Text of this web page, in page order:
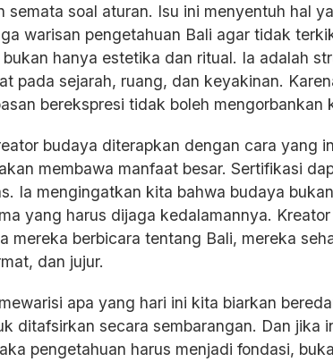
soal aturan. Isu ini menyentuh hal
warisan pengetahuan Bali agar tidak
hanya estetika dan ritual. Ia adalah
pada sejarah, ruang, dan keyakinan.
berekspresi tidak boleh mengorbankan
budaya diterapkan dengan cara yang
membawa manfaat besar. Sertifikasi
Ia mengingatkan kita bahwa budaya
yang harus dijaga kedalamannya. Kreator
mereka berbicara tentang Bali, mereka
dan jujur.
apa yang hari ini kita biarkan
ditafsirkan secara sembarangan. Dan jika
pengetahuan harus menjadi fondasi,